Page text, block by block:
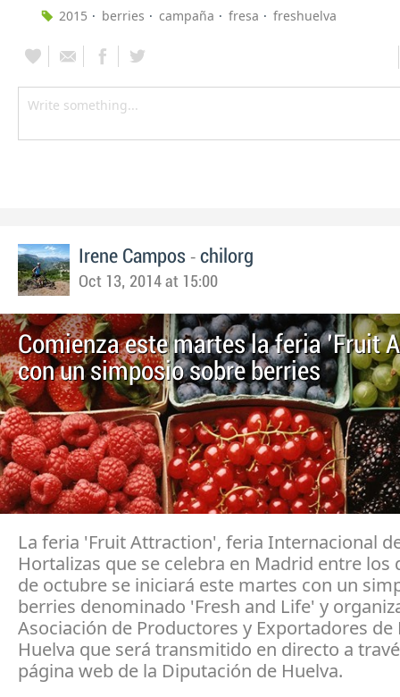
2015
berries campaña fresa freshuelva
Irene Campos - chilorg
Oct 13, 2014 at 15:00
Comienza este martes la feria 'Fruit
con un simposio sobre berries
La feria 'Fruit Attraction', feria Internacional
Hortalizas que se celebra en Madrid entre los
de octubre se iniciará este martes con un
berries denominado 'Fresh and Life' y
Asociación de Productores y Exportadores de
Huelva que será transmitido en directo a
página web de la Diputación de Huelva.